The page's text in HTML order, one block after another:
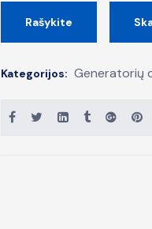
Rašykite
Kategorijos: Generatorių